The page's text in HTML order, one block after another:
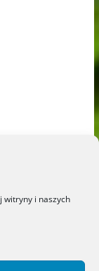
witryny i naszych